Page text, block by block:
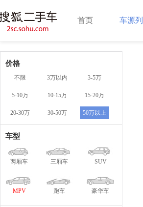
首页 车源
价格
不限 3万以内 3-5万
5-10万 10-15万 15-20万
20-30万 30-50万 50万以上
车型
两厢车 三厢车 SUV
MPV 跑车 豪华车